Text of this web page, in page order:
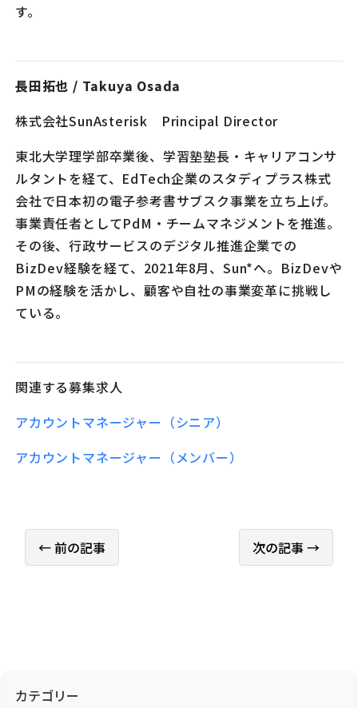
す。
長田拓也 / Takuya Osada
株式会社SunAsterisk Principal Director
東北大学理学部卒業後、学習塾塾長・キャリアコンサ
ルタントを経て、EdTech企業のスタディプラス株式
会社で日本初の電子参考書サブスク事業を立ち上げ。
事業責任者としてPdM・チームマネジメントを推進。
その後、行政サービスのデジタル推進企業での
BizDev経験を経て、2021年8月、Sun*へ。BizDevや
PMの経験を活かし、顧客や自社の事業変革に挑戦し
ている。
関連する募集求人
アカウントマネージャー（シニア）
アカウントマネージャー（メンバー）
← 前の記事 次の記事 →
カテゴリー